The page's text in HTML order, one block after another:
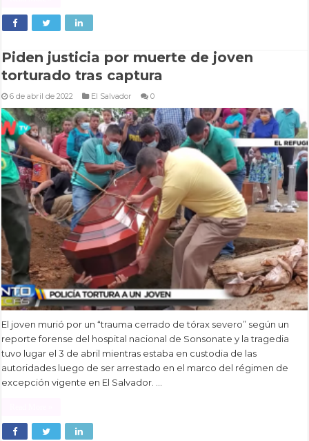
Piden justicia por muerte de joven
torturado tras captura
6 de abril de 2022 El Salvador 0
El joven murió por un “trauma cerrado de tórax severo” según un
reporte forense del hospital nacional de Sonsonate y la tragedia
tuvo lugar el 3 de abril mientras estaba en custodia de las
autoridades luego de ser arrestado en el marco del régimen de
excepción vigente en El Salvador. …